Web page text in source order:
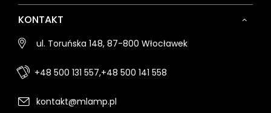
KONTAKT
ul. Toruńska 148, 87-800 Włocławek
+48 500 131 557,+48 500 141 558
kontakt@mlamp.pl